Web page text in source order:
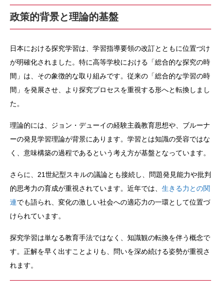
政策的背景と理論的基盤
日本における探究学習は、学習指導要領の改訂とともに位置づけ
が明確化されました。特に高等学校における「総合的な探究の時
間」は、その象徴的な取り組みです。従来の「総合的な学習の時
間」を発展させ、より探究プロセスを重視する形へと転換しまし
た。
理論的には、ジョン・デューイの経験主義教育思想や、ブルーナ
ーの発見学習理論が背景にあります。学習とは知識の受容ではな
く、意味構築の過程であるという考え方が基盤となっています。
さらに、21世紀型スキルの議論とも接続し、問題発見能力や批判
的思考力の育成が重視されています。近年では、 生きる力との関
連でも語られ、変化の激しい社会への適応力の一環として位置づ
けられています。
探究学習は単なる教育手法ではなく、知識観の転換を伴う概念で
す。正解を早く出すことよりも、問いを深め続ける姿勢が重視さ
れます。